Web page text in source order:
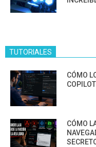
TUTORIALES
CÓMO
CÓMO